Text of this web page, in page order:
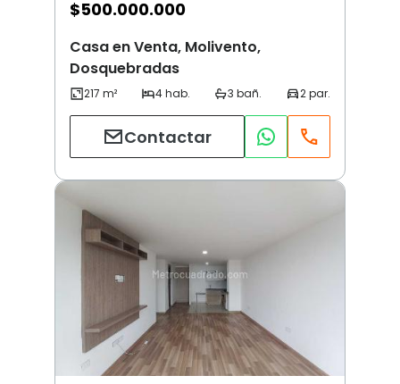
$500.000.000
Casa en Venta, Molivento,
Dosquebradas
Contactar